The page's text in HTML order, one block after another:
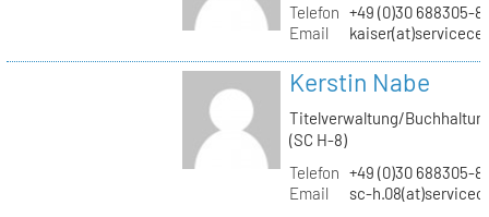
Telefon +49 (0)30 688305-
Email
Kerstin Nabe
Titelverwaltung/
(SC H-8)
Telefon +49 (0)30 688305-
Email
sc-